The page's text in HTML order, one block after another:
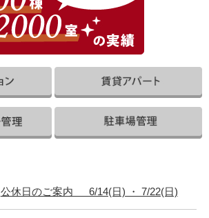
公休日のご案内 6/14(日) ・ 7/22(日)